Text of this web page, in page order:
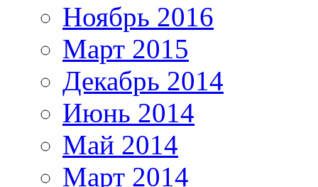
Ноябрь 2016
Март 2015
Декабрь 2014
Июнь 2014
Май 2014
Март 2014